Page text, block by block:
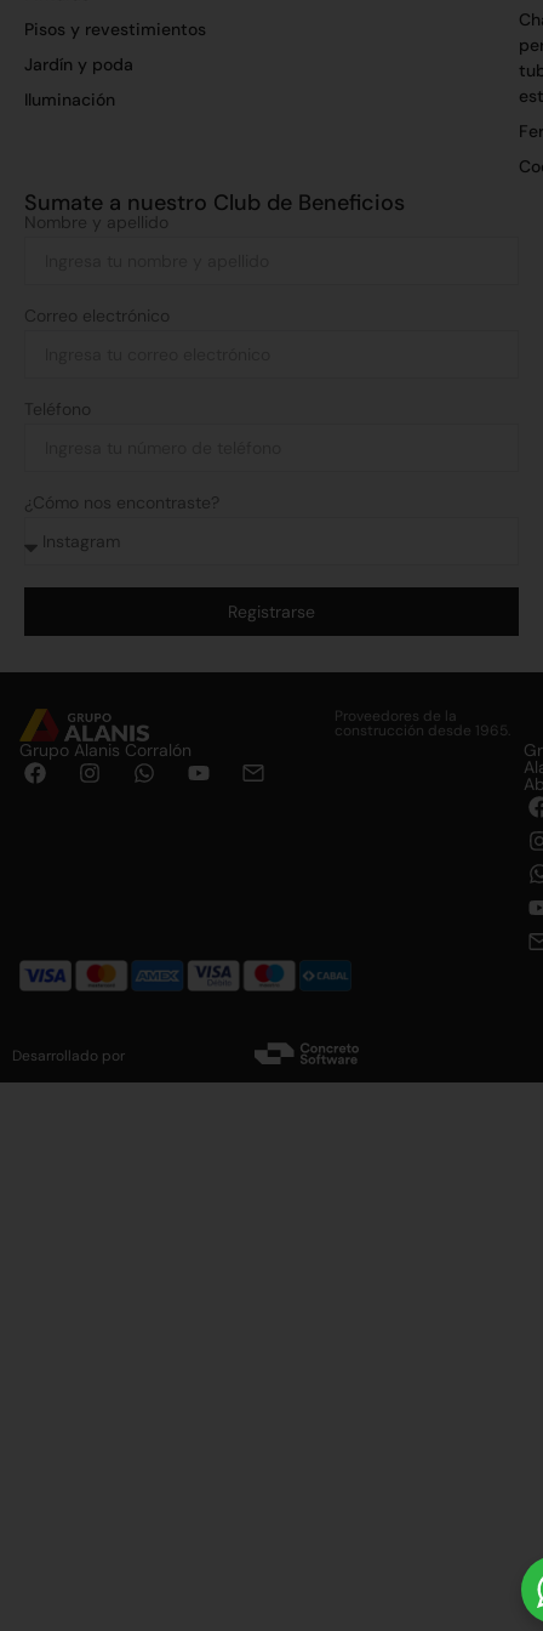
Pisos y revestimientos
Jardín y poda
Iluminación
Sumate a nuestro Club de Beneficios
Nombre y apellido
Correo electrónico
Teléfono
¿Cómo nos encontraste?
Registrarse
Proveedores de la
construcción desde 1965.
Grupo Alanis Corralón
Desarrollado por